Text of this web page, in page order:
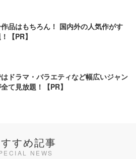
品はもちろん！ 国内外の人気作がす
【PR】
ドラマ・バラエティなど幅広いジャン
て見放題！【PR】
すめ記事
NEWS